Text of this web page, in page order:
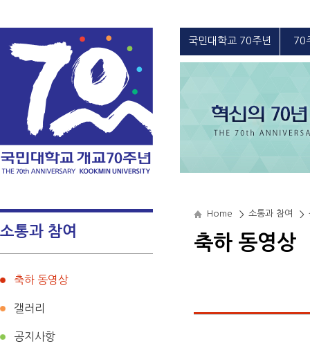
국민대학교 70주년 70
소통과 참여
축하 동영상
갤러리
공지사항
Home 소통과 참여
축하 동영상